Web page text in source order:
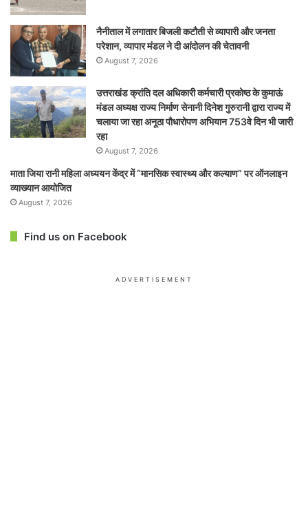
नैनीताल में लगातार बिजली कटौती से व्यापारी और जनता
परेशान, व्यापार मंडल ने दी आंदोलन की चेतावनी
August 7, 2026
उत्तराखंड क्रांति दल अधिकारी कर्मचारी प्रकोष्ठ के कुमाऊं
मंडल अध्यक्ष राज्य निर्माण सेनानी दिनेश गुरुरानी द्वारा राज्य में
चलाया जा रहा अनूठा पौधारोपण अभियान 753वे दिन भी जारी
रहा
August 7, 2026
माता जिया रानी महिला अध्ययन केंद्र में “मानसिक स्वास्थ्य और कल्याण” पर ऑनलाइन
व्याख्यान आयोजित
August 7, 2026
Find us on Facebook
ADVERTISEMENT